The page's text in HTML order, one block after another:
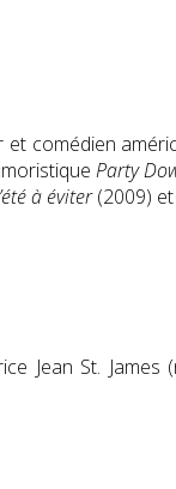
comédien
Party
à éviter(2009) et
Jean St.